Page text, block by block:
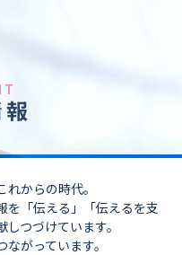
からの時代。
を「伝える」「伝えるを支
つづけています。
がっています。